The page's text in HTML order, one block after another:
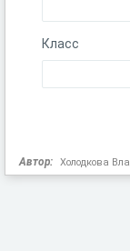
Класс
Автор: Холодкова